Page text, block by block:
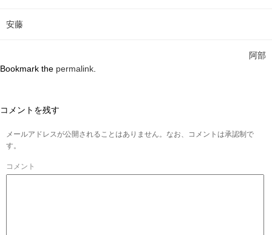
安藤
阿部
Bookmark the permalink
コメントを残す
メールアドレスが公開されることはありません。なお、コメントは承認制で
す。
コメント